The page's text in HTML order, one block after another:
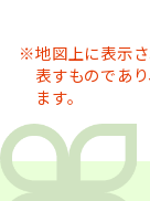
地図上に表示
表すものであ
ます。